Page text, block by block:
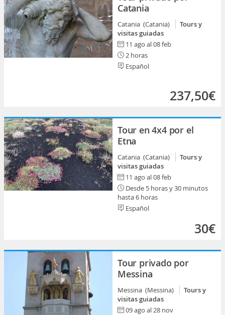
Catania
Catania (Catania)
Tours y
visitas guiadas
11 ago al 08 feb
2 horas
Español
237,50€
Tour en 4x4 por el
Etna
Catania (Catania)
Tours y
visitas guiadas
11 ago al 08 feb
Desde 5 horas y 30 minutos
hasta 6 horas
Español
30€
Tour privado por
Messina
Messina (Messina)
Tours y
visitas guiadas
09 ago al 28 nov